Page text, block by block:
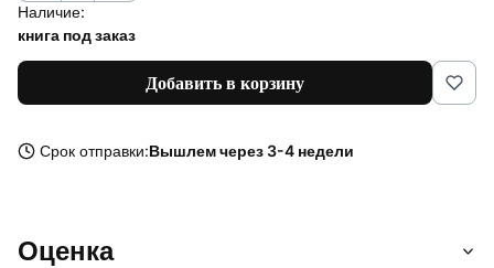
Наличие:
книга под заказ
Добавить в корзину
Срок отправки:Вышлем через 3-4 недели
Оценка